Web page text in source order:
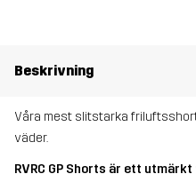
Beskrivning
Våra mest slitstarka
väder.
RVRC GP Shorts är ett utmärkt